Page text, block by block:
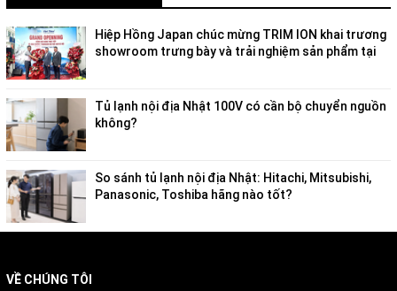
Hiệp Hồng Japan chúc mừng TRIM ION khai trương
showroom trưng bày và trải nghiệm sản phẩm tại
Tủ lạnh nội địa Nhật 100V có cần bộ chuyển nguồn
không?
So sánh tủ lạnh nội địa Nhật: Hitachi, Mitsubishi,
Panasonic, Toshiba hãng nào tốt?
VỀ CHÚNG TÔI